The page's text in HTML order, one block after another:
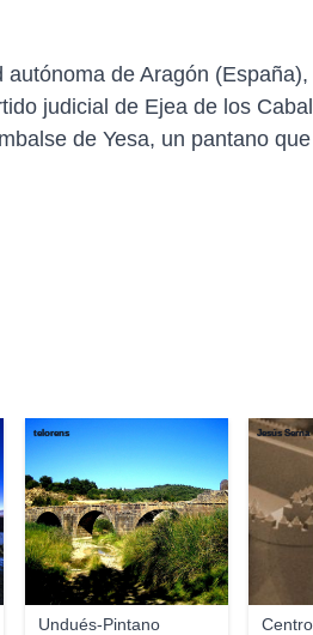
de Aragón
judicial de Ejea de los
de Yesa, un pantano
Undués-Pintano
telorens Jesús Serna